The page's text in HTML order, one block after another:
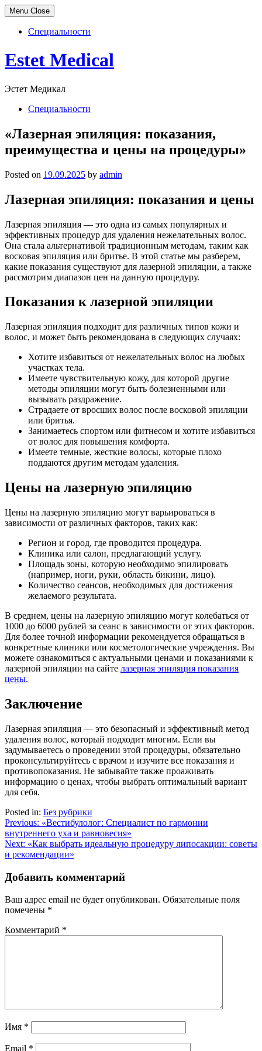
Menu Close
Специальности
Skip
to
Estet Medical
Эстет Медикал
Специальности
«Лазерная эпиляция: показания,
преимущества и цены на процедуры»
Posted on 19.09.2025 by admin
Лазерная эпиляция: показания и цены
Лазерная эпиляция — это одна из самых популярных и
эффективных процедур для удаления нежелательных волос.
Она стала альтернативой традиционным методам, таким как
восковая эпиляция или бритье. В этой статье мы разберем,
какие показания существуют для лазерной эпиляции, а также
рассмотрим диапазон цен на данную процедуру.
Показания к лазерной эпиляции
Лазерная эпиляция подходит для различных типов кожи и
волос, и может быть рекомендована в следующих случаях:
Хотите избавиться от нежелательных волос на любых
участках тела.
Имеете чувствительную кожу, для которой другие
методы эпиляции могут быть болезненными или
вызывать раздражение.
Страдаете от вросших волос после восковой эпиляции
или бритья.
Занимаетесь спортом или фитнесом и хотите избавиться
от волос для повышения комфорта.
Имеете темные, жесткие волосы, которые плохо
поддаются другим методам удаления.
Цены на лазерную эпиляцию
Цены на лазерную эпиляцию могут варьироваться в
зависимости от различных факторов, таких как:
Регион и город, где проводится процедура.
Клиника или салон, предлагающий услугу.
Площадь зоны, которую необходимо эпилировать
(например, ноги, руки, область бикини, лицо).
Количество сеансов, необходимых для достижения
желаемого результата.
В среднем, цены на лазерную эпиляцию могут колебаться от
1000 до 6000 рублей за сеанс в зависимости от этих факторов.
Для более точной информации рекомендуется обращаться в
конкретные клиники или косметологические учреждения. Вы
можете ознакомиться с актуальными ценами и показаниями к
лазерной эпиляции на сайте лазерная эпиляция показания
цены.
Заключение
Лазерная эпиляция — это безопасный и эффективный метод
удаления волос, который подходит многим. Если вы
задумываетесь о проведении этой процедуры, обязательно
проконсультируйтесь с врачом и изучите все показания и
противопоказания. Не забывайте также проаживать
информацию о ценах, чтобы выбрать оптимальный вариант
для себя.
Posted in: Без рубрики
Навигация
по
записям
Previous: «Вестибулолог: Специалист по гармонии
внутреннего уха и равновесия»
Next: «Как выбрать идеальную процедуру липосакции: советы
и рекомендации»
Добавить комментарий
Ваш адрес email не будет опубликован. Обязательные поля
помечены *
Комментарий *
Имя *
Email *